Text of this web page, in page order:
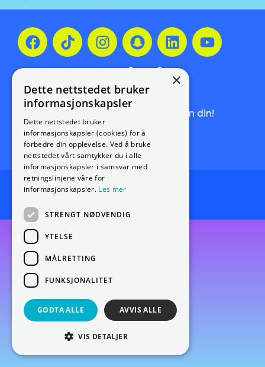
Meld deg på vårt
nyhetsbrev!
Få de siste nyhetene rett i innboksen din!
Meld deg på nyhetsbrevet
Endre cookie-preferanser
×
Dette nettstedet bruker
informasjonskapsler
Dette nettstedet bruker
informasjonskapsler (cookies) for å
forbedre din opplevelse. Ved å bruke
nettstedet vårt samtykker du i alle
informasjonskapsler i samsvar med
retningslinjene våre for
informasjonskapsler. Les mer
STRENGT NØDVENDIG
YTELSE
MÅLRETTING
FUNKSJONALITET
GODTA ALLE AVVIS ALLE
VIS DETALJER